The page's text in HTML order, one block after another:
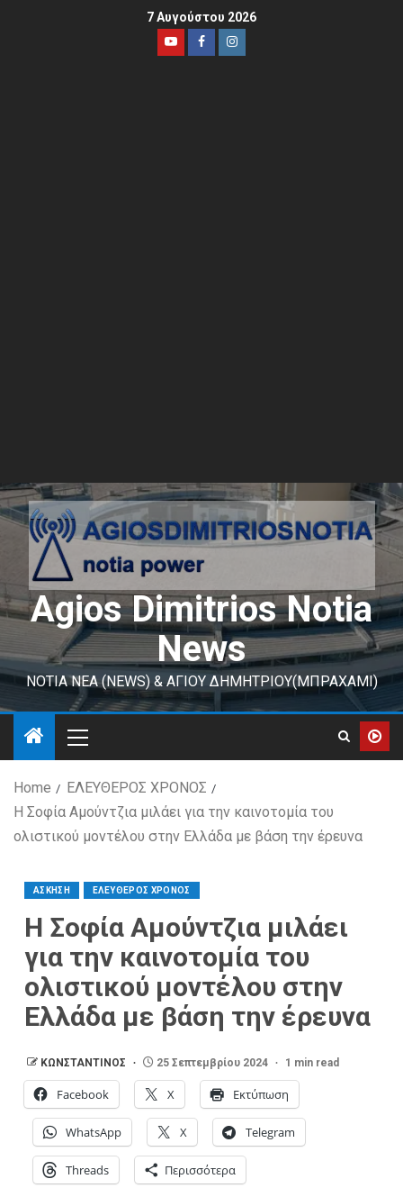
7 Αυγούστου 2026
Agios Dimitrios Notia
News
ΝΟΤΙΑ ΝΕΑ (NEWS) & ΑΓΙΟΥ ΔΗΜΗΤΡΙΟΥ(ΜΠΡΑΧΑΜΙ)
Home
ΕΛΕΥΘΕΡΟΣ ΧΡΟΝΟΣ
Η Σοφία Αμούντζια μιλάει για την καινοτομία του
ολιστικού μοντέλου στην Ελλάδα με βάση την έρευνα
ΑΣΚΗΣΗ ΕΛΕΥΘΕΡΟΣ ΧΡΟΝΟΣ
Η Σοφία Αμούντζια μιλάει
για την καινοτομία του
ολιστικού μοντέλου στην
Ελλάδα με βάση την έρευνα
ΚΩΝΣΤΑΝΤΙΝΟΣ 25 Σεπτεμβρίου 2024 1 min read
Facebook X Εκτύπωση
WhatsApp X Telegram
Threads Περισσότερα